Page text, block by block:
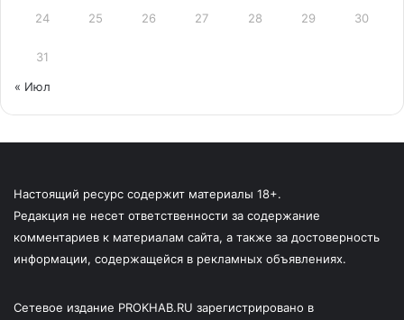
24 25 26 27 28 29 30
31
« Июл
Настоящий ресурс содержит материалы 18+.
Редакция не несет ответственности за содержание
комментариев к материалам сайта, а также за достоверность
информации, содержащейся в рекламных объявлениях.
Сетевое издание PROKHAB.RU зарегистрировано в